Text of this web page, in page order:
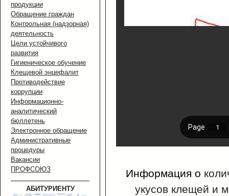
продукции
Обращение граждан
Контрольная (надзорная)
деятельность
Цели устойчивого
развития
Гигиеническое обучение
Клещевой энцефалит
Противодействие
коррупции
Информационно-
аналитический
бюллетень
Электронное обращение
Административные
процедуры
Вакансии
ПРОФСОЮЗ
АБИТУРИЕНТУ
Информация о
укусов клещей и